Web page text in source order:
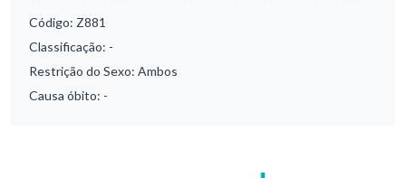
Código: Z881
Classificação: -
Restrição do Sexo: Ambos
Causa óbito: -